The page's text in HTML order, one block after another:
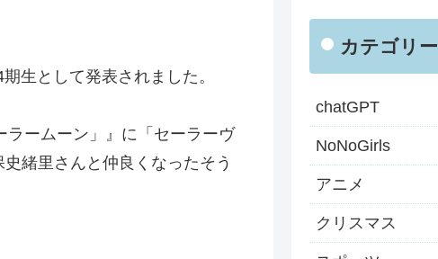
生として発表されました。
ラームーン」』に「セーラーヴ
緒里さんと仲良くなったそう
カテゴリー
chatGPT
NoNoGirls
アニメ
クリスマス